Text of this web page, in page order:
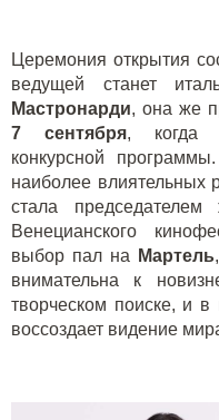
Церемония открытия
ведущей станет
Мастронарди, она же
7 сентября, когда
конкурсной программы.
наиболее влиятельных
стала
Венецианского
выбор пал на
Мартель
внимательна к
творческом поиске, и
воссоздает видение